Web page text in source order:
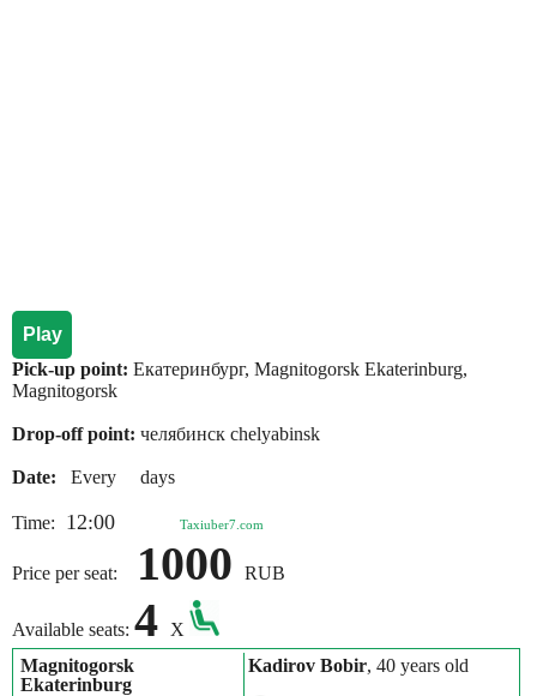
Play
Pick-up point: Екатеринбург, Magnitogorsk Ekaterinburg,
Magnitogorsk
Drop-off point: челябинск chelyabinsk
Date: Every days
Time: 12:00 Taxiuber7.com
Price per seat: 1000 RUB
Available seats: 4
X
Magnitogorsk
Ekaterinburg
Kadirov Bobir, 40 years old